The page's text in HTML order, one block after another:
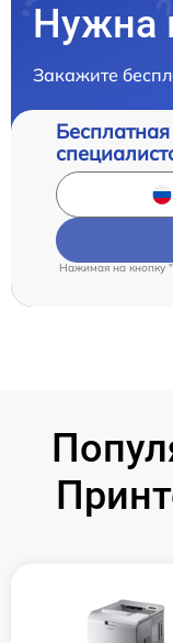
Нужна
Закажите
Нажимая на кнопку